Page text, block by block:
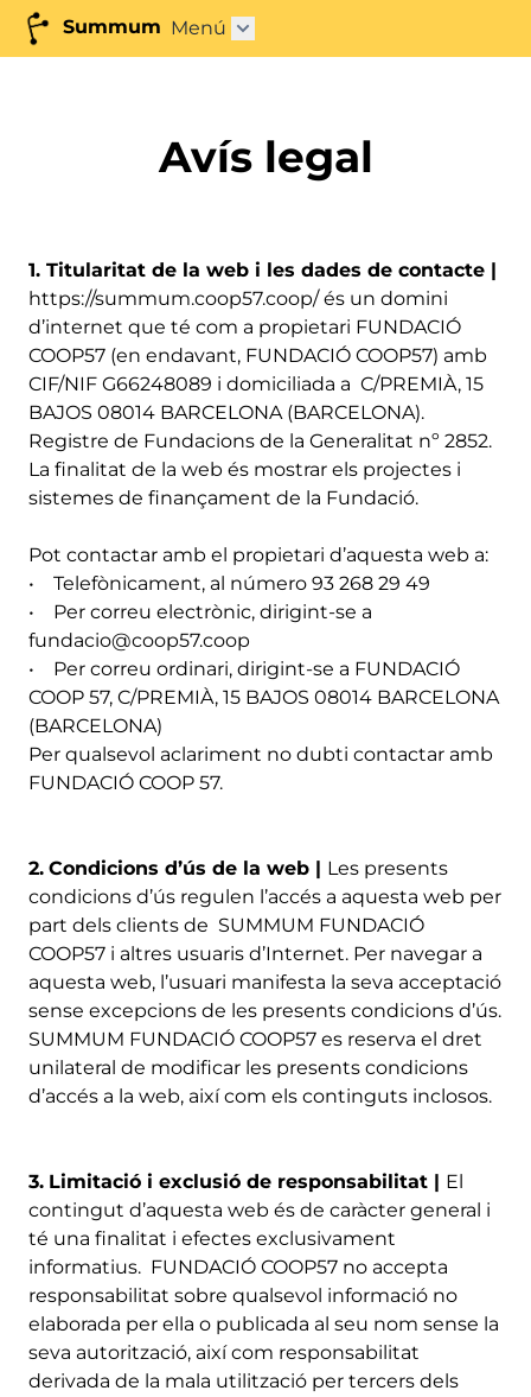
Summum Menú Obrir submenú"
Avís legal
1. Titularitat de la web i les dades de contacte |
https://summum.coop57.coop/ és un domini
d’internet que té com a propietari FUNDACIÓ
COOP57 (en endavant, FUNDACIÓ COOP57) amb
CIF/NIF G66248089 i domiciliada a C/PREMIÀ, 15
BAJOS 08014 BARCELONA (BARCELONA).
Registre de Fundacions de la Generalitat nº 2852.
La finalitat de la web és mostrar els projectes i
sistemes de finançament de la Fundació.
Pot contactar amb el propietari d’aquesta web a:
• Telefònicament, al número 93 268 29 49
• Per correu electrònic, dirigint-se a
fundacio@coop57.coop
• Per correu ordinari, dirigint-se a FUNDACIÓ
COOP 57, C/PREMIÀ, 15 BAJOS 08014 BARCELONA
(BARCELONA)
Per qualsevol aclariment no dubti contactar amb
FUNDACIÓ COOP 57.
2. Condicions d’ús de la web | Les presents
condicions d’ús regulen l’accés a aquesta web per
part dels clients de SUMMUM FUNDACIÓ
COOP57 i altres usuaris d’Internet. Per navegar a
aquesta web, l’usuari manifesta la seva acceptació
sense excepcions de les presents condicions d’ús.
SUMMUM FUNDACIÓ COOP57 es reserva el dret
unilateral de modificar les presents condicions
d’accés a la web, així com els continguts inclosos.
3. Limitació i exclusió de responsabilitat | El
contingut d’aquesta web és de caràcter general i
té una finalitat i efectes exclusivament
informatius. FUNDACIÓ COOP57 no accepta
responsabilitat sobre qualsevol informació no
elaborada per ella o publicada al seu nom sense la
seva autorització, així com responsabilitat
derivada de la mala utilització per tercers dels